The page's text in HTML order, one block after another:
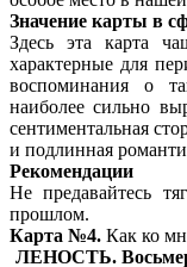
Значение карты в
Здесь эта карта
характерные для
воспоминания о
наиболее сильно
сентиментальная
и подлинная
Рекомендации
Не предавайтесь
прошлом.
Карта №4. Как ко
ЛЕНОСТЬ.